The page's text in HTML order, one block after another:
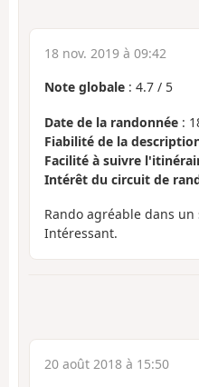
18 nov. 2019 à 09:42
Note globale : 4.7 / 5
Date de la randonnée :
Fiabilité de la
Facilité à suivre
Intérêt du circuit de
Rando agréable dans
Intéressant.
20 août 2018 à 15:50